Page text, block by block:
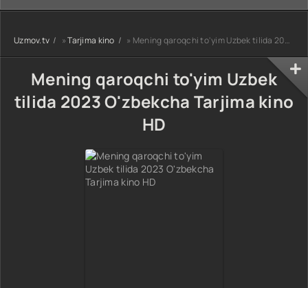
tarjima kino Full
HD tas-ix
Uzmov.tv »Tarjima kino » Mening qaroqchi to'yim Uzbek tilida 2023 O'zbekcha Tarjima kino HD
Mening qaroqchi to'yim Uzbek
tilida 2023 O'zbekcha Tarjima kino
HD